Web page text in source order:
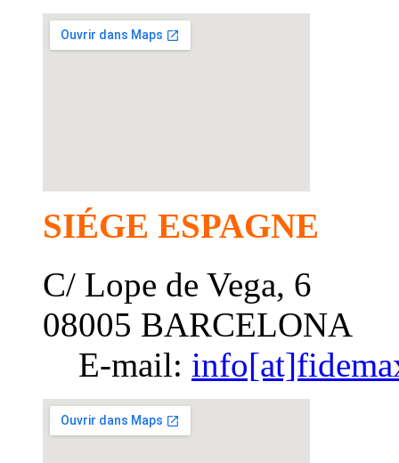
SIÉGE ESPAGNE
C/ Lope de Vega, 6
08005 BARCELONA
E-mail: